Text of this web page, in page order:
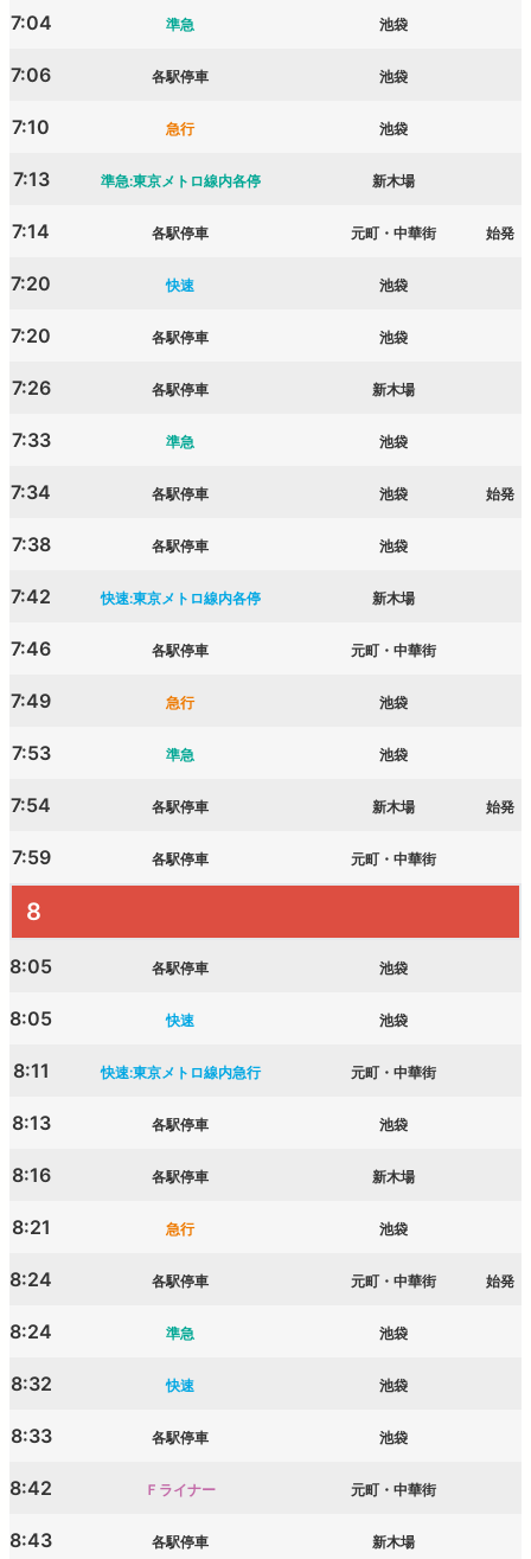
7:04 準急 池袋
7:06 各駅停車 池袋
7:10 急行 池袋
7:13 準急:東京メトロ線内各停 新木場
7:14 各駅停車 元町・中華街 始発
7:20 快速 池袋
7:20 各駅停車 池袋
7:26 各駅停車 新木場
7:33 準急 池袋
7:34 各駅停車 池袋 始発
7:38 各駅停車 池袋
7:42 快速:東京メトロ線内各停 新木場
7:46 各駅停車 元町・中華街
7:49 急行 池袋
7:53 準急 池袋
7:54 各駅停車 新木場 始発
7:59 各駅停車 元町・中華街
8
8:05 各駅停車 池袋
8:05 快速 池袋
8:11 快速:東京メトロ線内急行 元町・中華街
8:13 各駅停車 池袋
8:16 各駅停車 新木場
8:21 急行 池袋
8:24 各駅停車 元町・中華街 始発
8:24 準急 池袋
8:32 快速 池袋
8:33 各駅停車 池袋
8:42 Ｆライナー 元町・中華街
8:43 各駅停車 新木場